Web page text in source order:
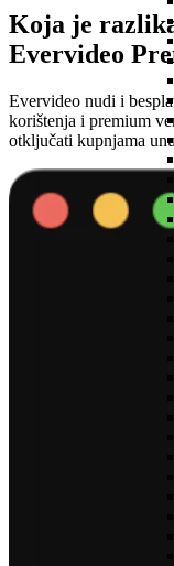
Koja je
Evervideo
Evervideo nudi i
korištenja i premium
otključati kupnjama